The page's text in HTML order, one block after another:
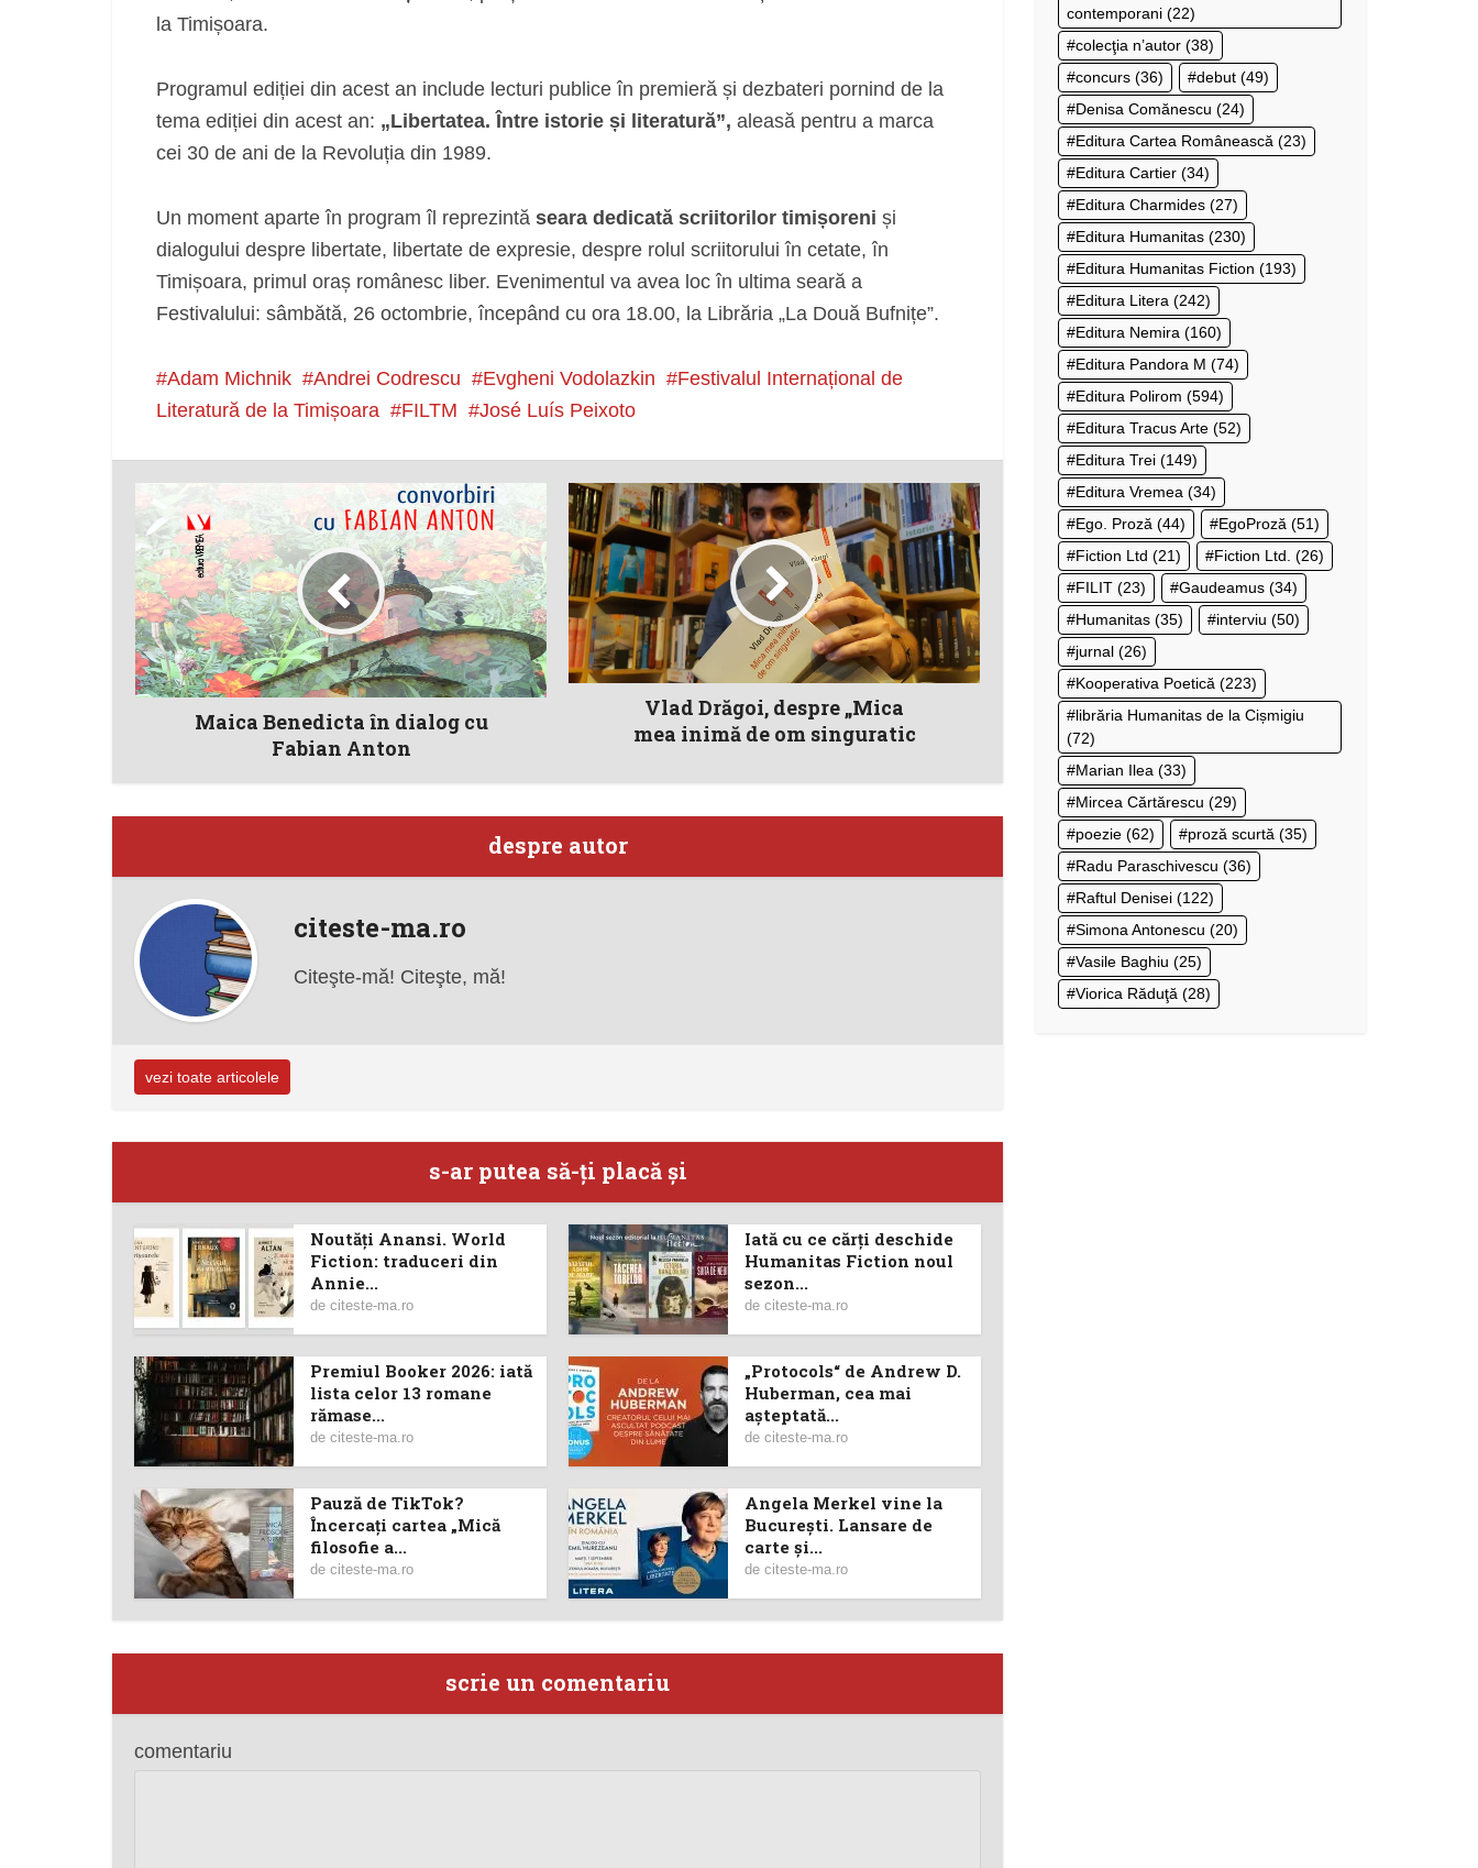
la Timișoara.
Programul ediției din acest an include lecturi publice în premieră și dezbateri pornind de la
tema ediției din acest an: „Libertatea. Între istorie și literatură”, aleasă pentru a marca
cei 30 de ani de la Revoluția din 1989.
Un moment aparte în program îl reprezintă seara dedicată scriitorilor timișoreni și
dialogului despre libertate, libertate de expresie, despre rolul scriitorului în cetate, în
Timișoara, primul oraș românesc liber. Evenimentul va avea loc în ultima seară a
Festivalului: sâmbătă, 26 octombrie, începând cu ora 18.00, la Librăria „La Două Bufnițe”.
Adam Michnik Andrei Codrescu Evgheni Vodolazkin
Festivalul Internațional de
Literatură de la Timișoara
FILTM José Luís Peixoto
Maica Benedicta în dialog cu
Fabian Anton
Vlad Drăgoi, despre „Mica
mea inimă de om singuratic
despre autor
citeste-ma.ro
Citeşte-mă! Citeşte, mă!
vezi toate articolele
s-ar putea să-ţi placă şi
Noutăţi Anansi. World
Fiction: traduceri din
Annie...
de citeste-ma.ro
Iată cu ce cărţi deschide
Humanitas Fiction noul
sezon...
de citeste-ma.ro
Premiul Booker 2026: iată
lista celor 13 romane
rămase...
de citeste-ma.ro
„Protocols“ de Andrew D.
Huberman, cea mai
așteptată...
de citeste-ma.ro
Pauză de TikTok?
Încercaţi cartea „Mică
filosofie a...
de citeste-ma.ro
Angela Merkel vine la
București. Lansare de
carte şi...
de citeste-ma.ro
scrie un comentariu
comentariu
contemporani (22)
colecţia n’autor (38)
concurs (36) debut (49)
Denisa Comănescu (24)
Editura Cartea Românească (23)
Editura Cartier (34)
Editura Charmides (27)
Editura Humanitas (230)
Editura Humanitas Fiction (193)
Editura Litera (242)
Editura Nemira (160)
Editura Pandora M (74)
Editura Polirom (594)
Editura Tracus Arte (52)
Editura Trei (149)
Editura Vremea (34)
Ego. Proză (44) EgoProză (51)
Fiction Ltd (21) Fiction Ltd. (26)
FILIT (23) Gaudeamus (34)
Humanitas (35) interviu (50)
jurnal (26)
Kooperativa Poetică (223)
librăria Humanitas de la Cișmigiu
(72)
Marian Ilea (33)
Mircea Cărtărescu (29)
poezie (62) proză scurtă (35)
Radu Paraschivescu (36)
Raftul Denisei (122)
Simona Antonescu (20)
Vasile Baghiu (25)
Viorica Răduţă (28)